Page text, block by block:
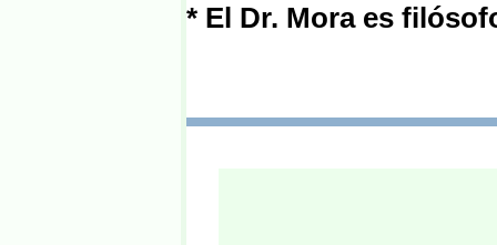
* El Dr. Mora es